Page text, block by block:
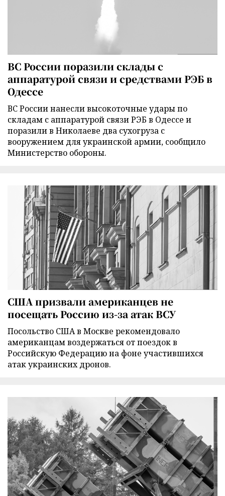
ВС России поразили склады с
аппаратурой связи и средствами РЭБ в
Одессе
ВС России нанесли высокоточные удары по
складам с аппаратурой связи РЭБ в Одессе и
поразили в Николаеве два сухогруза с
вооружением для украинской армии, сообщило
Министерство обороны.
США призвали американцев не
посещать Россию из-за атак ВСУ
Посольство США в Москве рекомендовало
американцам воздержаться от поездок в
Российскую Федерацию на фоне участившихся
атак украинских дронов.